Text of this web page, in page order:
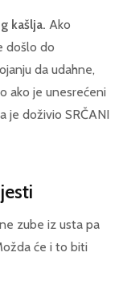
kašlja. Ako
došlo do
da udahne,
ako je unesrećeni
je doživio SRČANI
zube iz usta pa
će i to biti